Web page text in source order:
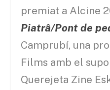
premiat a Alcine
Piatrâ/Pont de
Camprubí, una
Films amb el
Querejeta Zine